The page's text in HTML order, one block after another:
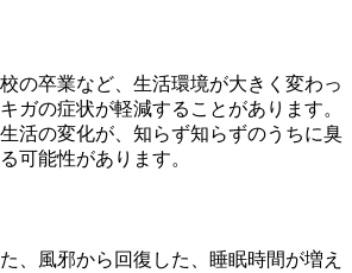
の卒業など、生活環境が大きく変わっ
ガの症状が軽減することがあります。
活の変化が、知らず知らずのうちに臭
可能性があります。
、風邪から回復した、睡眠時間が増え